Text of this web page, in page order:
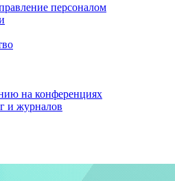
персоналом
на конференциях
и журналов